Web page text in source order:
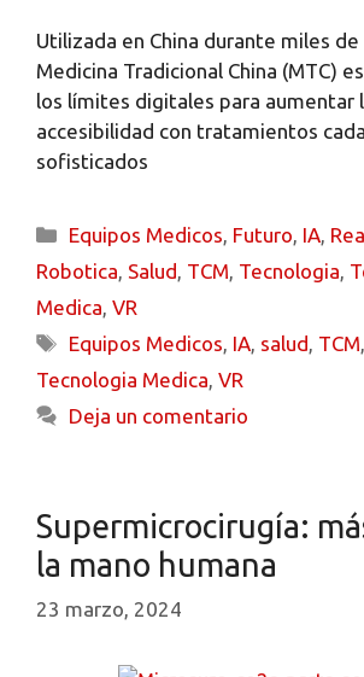
Utilizada en China durante miles de
Medicina Tradicional China (MTC)
los límites digitales para aumentar
accesibilidad con tratamientos
sofisticados
Equipos Medicos Futuro IA
Robotica Salud TCM Tecnologia
Medica VR
Equipos Medicos IA salud TCM
Tecnologia Medica VR
Deja un comentario
Supermicrocirugía:
la mano humana
23 marzo, 2024